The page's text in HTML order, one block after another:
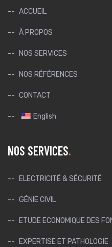
ACCUEIL
À PROPOS
NOS SERVICES
NOS RÉFÉRENCES
CONTACT
English
NOS SERVICES
ELECTRICITÉ & SÉCURITÉ
GÉNIE CIVIL
ETUDE ECONOMIQUE DES
EXPERTISE ET PATHOLOGIE